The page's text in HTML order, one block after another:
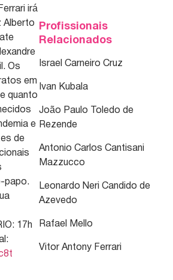
irá
Alberto
Os
em
quanto
e
de
papo.
17h
Profissionais
Relacionados
Israel Carneiro Cruz
Ivan Kubala
João Paulo Toledo de
Rezende
Antonio Carlos Cantisani
Mazzucco
Leonardo Neri Candido de
Azevedo
Rafael Mello
Vitor Antony Ferrari